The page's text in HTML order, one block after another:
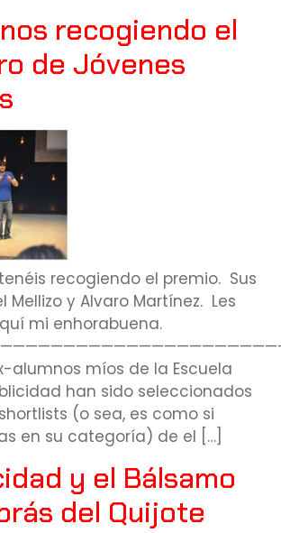
recogiendo el
de Jóvenes
recogiendo el premio. Sus
Mellizo y Alvaro Martínez. Les
mi enhorabuena.
alumnos míos de la Escuela
han sido seleccionados
(o sea, es como si
en su categoría) de el […]
y el Bálsamo
del Quijote